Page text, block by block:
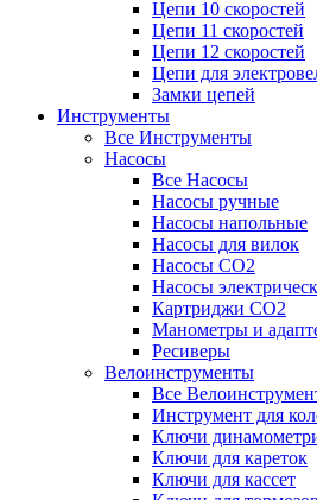
Цепи 10 скоростей
Цепи 11 скоростей
Цепи 12 скоростей
Цепи для
Замки цепей
Инструменты
Все Инструменты
Насосы
Все Насосы
Насосы ручные
Насосы напольные
Насосы для вилок
Насосы CO2
Насосы
Картриджи CO2
Манометры и
Ресиверы
Велоинструменты
Все
Инструмент для
Ключи
Ключи для кареток
Ключи для кассет